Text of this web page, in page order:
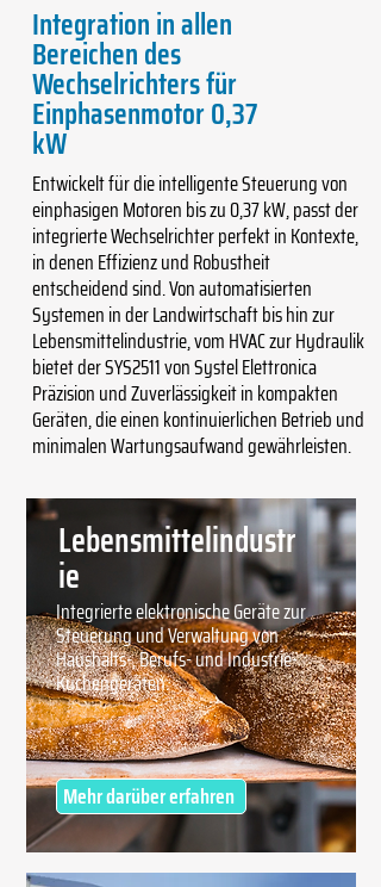
Integration in allen
Bereichen des
Wechselrichters für
Einphasenmotor 0,37
kW
Entwickelt für die intelligente Steuerung von
einphasigen Motoren bis zu 0,37 kW, passt der
integrierte Wechselrichter perfekt in Kontexte,
in denen Effizienz und Robustheit
entscheidend sind. Von automatisierten
Systemen in der Landwirtschaft bis hin zur
Lebensmittelindustrie, vom HVAC zur Hydraulik
bietet der SYS2511 von Systel Elettronica
Präzision und Zuverlässigkeit in kompakten
Geräten, die einen kontinuierlichen Betrieb und
minimalen Wartungsaufwand gewährleisten.
Lebensmittelindustr
ie
Integrierte elektronische Geräte zur
Steuerung und Verwaltung von
Haushalts-, Berufs- und Industrie-
Küchengeräten.
Mehr darüber erfahren